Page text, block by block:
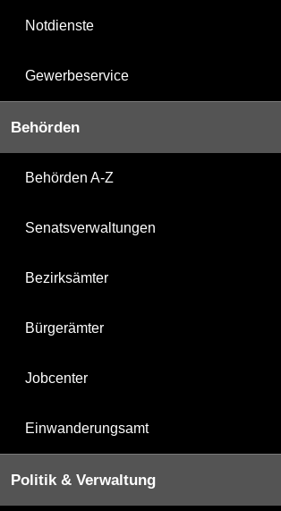
Notdienste
Gewerbeservice
Behörden
Behörden A-Z
Senatsverwaltungen
Bezirksämter
Bürgerämter
Jobcenter
Einwanderungsamt
Politik & Verwaltung